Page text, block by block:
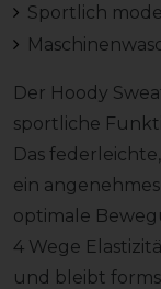
Sportlich
Der Hoody
sportliche
Das
ein
optimale
4 Wege
und bleibt